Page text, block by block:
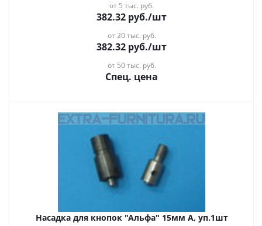
от 5 тыс. руб.
382.32 руб./шт
от 20 тыс. руб.
382.32 руб./шт
от 50 тыс. руб.
Спец. цена
Насадка для кнопок "Альфа" 15мм A, уп.1шт